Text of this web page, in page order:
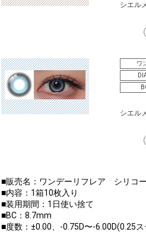
シエル
ワ
シエル
■販売名：ワンデーリフレア シリコ
■内容：1箱10枚入り
■装用期間：1日使い捨て
■BC：8.7mm
■度数：±0.00、-0.75D〜-6.00D(0.25